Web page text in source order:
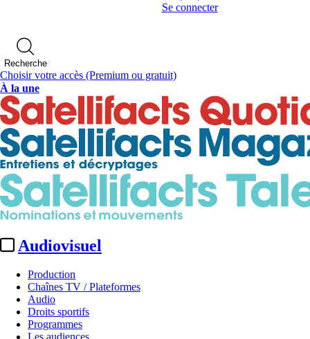
Se connecter
Recherche
Choisir votre accès (Premium ou gratuit)
À la une
Audiovisuel
Production
Chaînes TV / Plateformes
Audio
Droits sportifs
Programmes